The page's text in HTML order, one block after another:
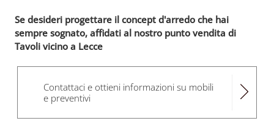
Se desideri progettare il concept d'arredo che hai
sempre sognato, affidati al nostro punto vendita di
Tavoli vicino a Lecce
Contattaci e ottieni informazioni su mobili
e preventivi